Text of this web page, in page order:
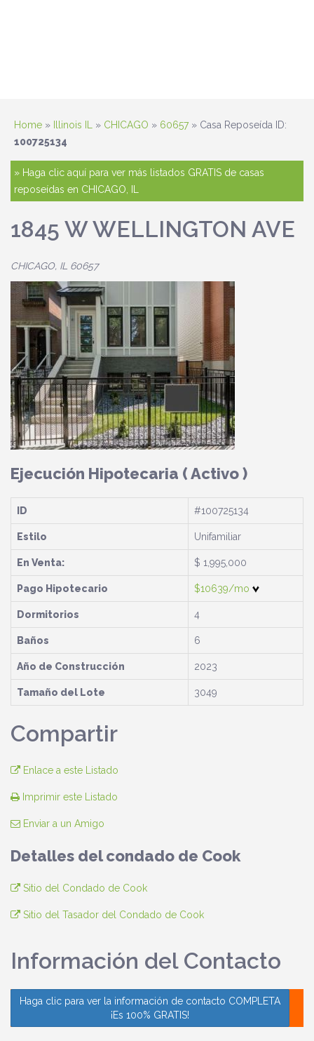
Home » Illinois IL » CHICAGO » 60657» Casa Reposeída ID:
100725134
» Haga clic aquí para ver más listados GRATIS de casas
reposeídas en CHICAGO, IL
1845 W WELLINGTON AVE
CHICAGO, IL 60657
Ejecución Hipotecaria ( Activo )
ID #100725134
Estilo Unifamiliar
En Venta: $ 1,995,000
Pago Hipotecario $10639/mo
Dormitorios 4
Baños 6
Año de Construcción 2023
Tamaño del Lote 3049
Compartir
Enlace a este Listado
Imprimir este Listado
Enviar a un Amigo
Detalles del condado de Cook
Sitio del Condado de Cook
Sitio del Tasador del Condado de Cook
Información del Contacto
Haga clic para ver la información de contacto COMPLETA
¡Es 100% GRATIS!